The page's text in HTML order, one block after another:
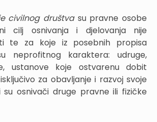
civilnog društva su pravne osobe
cilj osnivanja i djelovanja nije
te za koje iz posebnih propisa
neprofitnog karaktera: udruge,
ustanove koje ostvarenu dobit
za obavljanje i razvoj svoje
osnivači druge pravne ili fizičke